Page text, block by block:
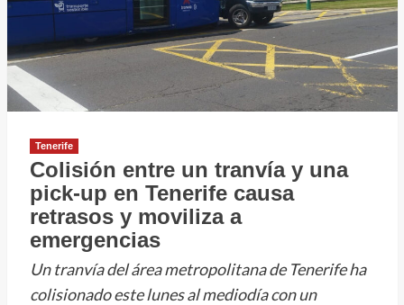
La
Laguna
Tenerife
Colisión entre un tranvía y una
pick-up en Tenerife causa
retrasos y moviliza a
emergencias
Un tranvía del área metropolitana de Tenerife ha
colisionado este lunes al mediodía con un